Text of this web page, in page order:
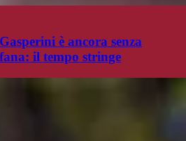
è ancora senza
il tempo stringe